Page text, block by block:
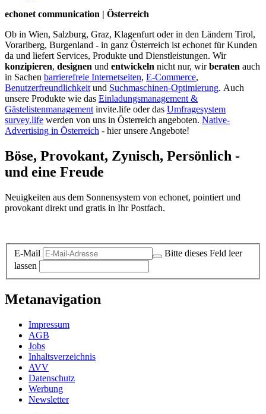
echonet communication | Österreich
Ob in Wien, Salzburg, Graz, Klagenfurt oder in den Ländern Tirol,
Vorarlberg, Burgenland - in ganz Österreich ist echonet für Kunden
da und liefert Services, Produkte und Dienstleistungen. Wir
konzipieren, designen und entwickeln nicht nur, wirberaten auch
in Sachen barrierefreie Internetseiten, E-Commerce,
Benutzerfreundlichkeit und Suchmaschinen-Optimierung. Auch
unsere Produkte wie das Einladungsmanagement &
Gästelistenmanagement invite.life oder das Umfragesystem
survey.life werden von uns in Österreich angeboten. Native-
Advertising in Österreich - hier unsere Angebote!
Böse, Provokant, Zynisch, Persönlich -
und eine Freude
Neuigkeiten aus dem Sonnensystem von echonet, pointiert und
provokant direkt und gratis in Ihr Postfach.
E-Mail
Bitte dieses Feld leer
lassen
Metanavigation
Impressum
AGB
Jobs
Inhaltsverzeichnis
AVV
Datenschutz
Werbung
Newsletter